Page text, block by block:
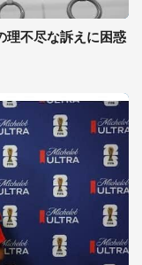
理不尽な訴えに困惑